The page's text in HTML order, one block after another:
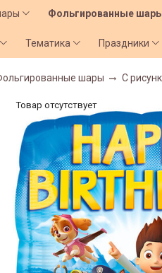
Фольгированные
Тематика Праздники
шары С
Товар отсутствует